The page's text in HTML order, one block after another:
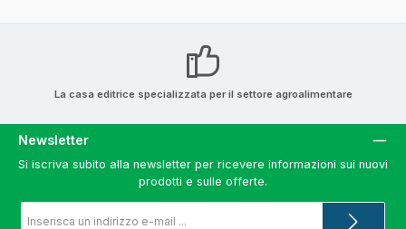
La casa editrice specializzata per il settore agroalimentare
Newsletter
Si iscriva subito alla newsletter per ricevere informazioni sui nuovi
prodotti e sulle offerte.
e-